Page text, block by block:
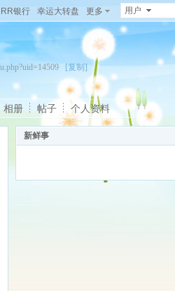
RR银行 幸运大转盘 更多 用户
[复制]
相册 帖子 个人资料
新鲜事